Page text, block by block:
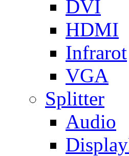
DVI
HDMI
Infrarot
VGA
Splitter
Audio